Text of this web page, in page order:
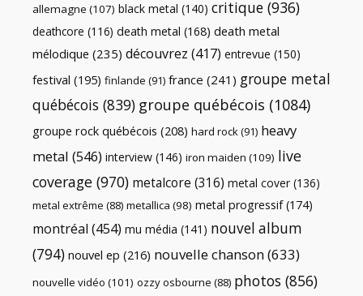
allemagne (107) black metal (140) critique (936)
deathcore (116) death metal (168) death metal
mélodique (235) découvrez (417) entrevue (150)
festival (195) finlande (91) france (241) groupe metal
québécois (839) groupe québécois (1084)
groupe rock québécois (208) hard rock(91) heavy
metal (546) interview (146) iron maiden (109) live
coverage (970) metalcore (316) metal cover (136)
metal extrême (88) metallica (98) metal progressif(174)
montréal (454) mu média (141) nouvel album
(794) nouvel ep (216) nouvelle chanson(633)
nouvelle vidéo (101) ozzy osbourne (88) photos (856)